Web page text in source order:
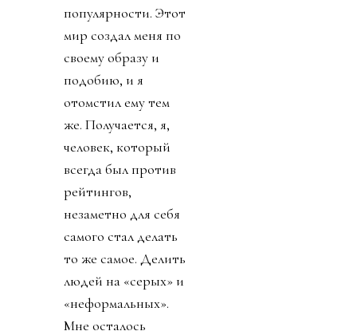
популярности. Этот
мир создал меня по
своему образу и
подобию, и я
отомстил ему тем
же. Получается, я,
человек, который
всегда был против
рейтингов,
незаметно для себя
самого стал делать
то же самое. Делить
людей на «серых» и
«неформальных».
Мне осталось